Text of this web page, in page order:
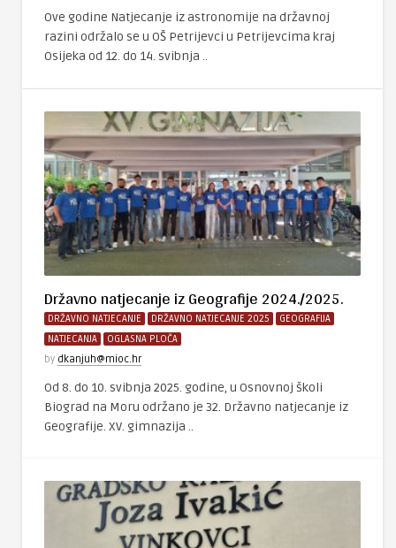
Ove godine Natjecanje iz astronomije na državnoj
razini održalo se u OŠ Petrijevci u Petrijevcima kraj
Osijeka od 12. do 14. svibnja ..
Državno natjecanje iz Geografije 2024./2025.
DRŽAVNO NATJECANJE DRŽAVNO NATJECANJE 2025
GEOGRAFIJA
NATJECANJA
OGLASNA PLOČA
by dkanjuh@mioc.hr
Od 8. do 10. svibnja 2025. godine, u Osnovnoj školi
Biograd na Moru održano je 32. Državno natjecanje iz
Geografije. XV. gimnazija ..